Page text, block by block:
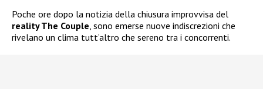
Poche ore dopo la notizia della chiusura improvvisa del
reality The Couple, sono emerse nuove indiscrezioni che
rivelano un clima tutt’altro che sereno tra i concorrenti.